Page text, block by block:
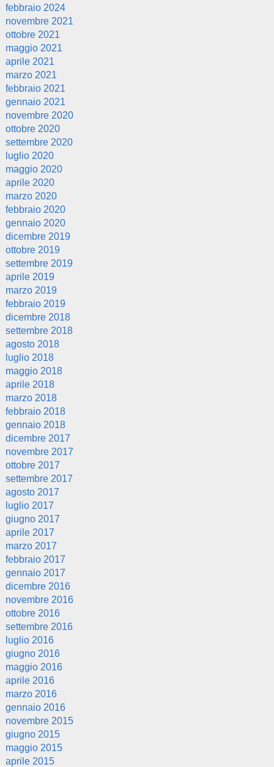
febbraio 2024
novembre 2021
ottobre 2021
maggio 2021
aprile 2021
marzo 2021
febbraio 2021
gennaio 2021
novembre 2020
ottobre 2020
settembre 2020
luglio 2020
maggio 2020
aprile 2020
marzo 2020
febbraio 2020
gennaio 2020
dicembre 2019
ottobre 2019
settembre 2019
aprile 2019
marzo 2019
febbraio 2019
dicembre 2018
settembre 2018
agosto 2018
luglio 2018
maggio 2018
aprile 2018
marzo 2018
febbraio 2018
gennaio 2018
dicembre 2017
novembre 2017
ottobre 2017
settembre 2017
agosto 2017
luglio 2017
giugno 2017
aprile 2017
marzo 2017
febbraio 2017
gennaio 2017
dicembre 2016
novembre 2016
ottobre 2016
settembre 2016
luglio 2016
giugno 2016
maggio 2016
aprile 2016
marzo 2016
gennaio 2016
novembre 2015
giugno 2015
maggio 2015
aprile 2015